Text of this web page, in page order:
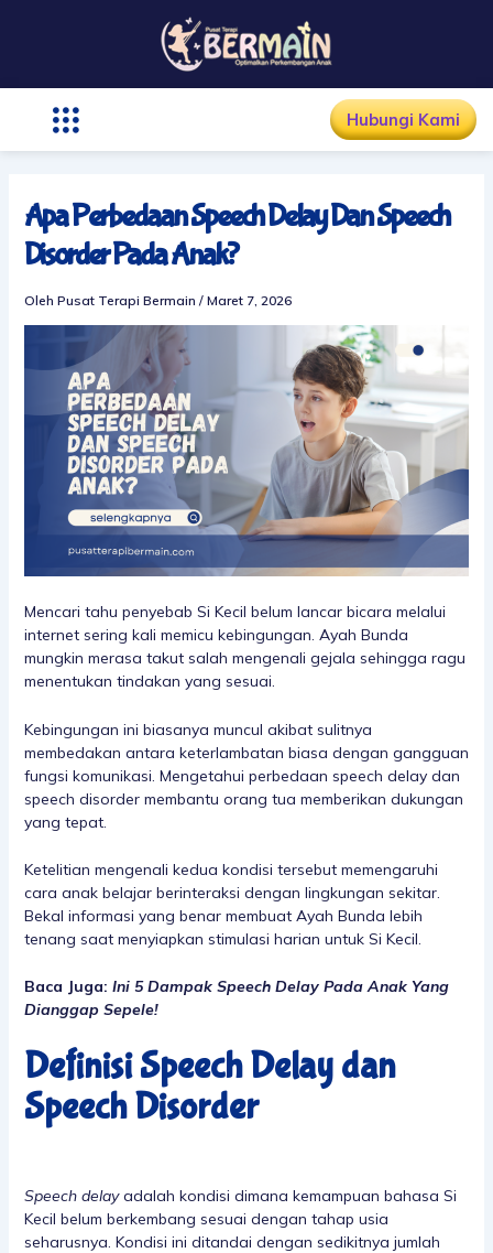
Hubungi Kami
Apa Perbedaan Speech Delay Dan Speech
Disorder Pada Anak?
Oleh Pusat Terapi Bermain / Maret 7, 2026
Mencari tahu penyebab Si Kecil belum lancar bicara melalui
internet sering kali memicu kebingungan. Ayah Bunda
mungkin merasa takut salah mengenali gejala sehingga ragu
menentukan tindakan yang sesuai.
Kebingungan ini biasanya muncul akibat sulitnya
membedakan antara keterlambatan biasa dengan gangguan
fungsi komunikasi. Mengetahui perbedaan speech delay dan
speech disorder membantu orang tua memberikan dukungan
yang tepat.
Ketelitian mengenali kedua kondisi tersebut memengaruhi
cara anak belajar berinteraksi dengan lingkungan sekitar.
Bekal informasi yang benar membuat Ayah Bunda lebih
tenang saat menyiapkan stimulasi harian untuk Si Kecil.
Baca Juga: Ini 5 Dampak Speech Delay Pada Anak Yang
Dianggap Sepele!
Definisi Speech Delay dan
Speech Disorder
Speech delayadalah kondisi dimana kemampuan bahasa Si
Kecil belum berkembang sesuai dengan tahap usia
seharusnya. Kondisi ini ditandai dengan sedikitnya jumlah